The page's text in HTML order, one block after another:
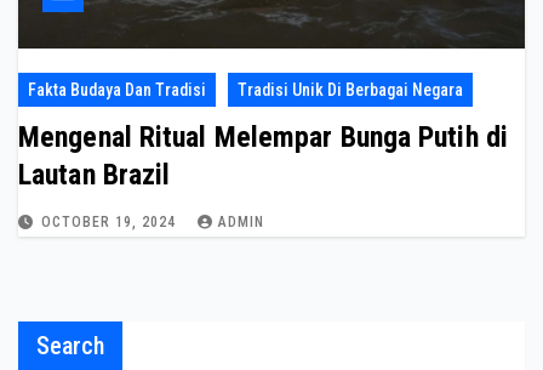
Fakta Budaya Dan Tradisi Tradisi Unik Di Berbagai Negara
Mengenal Ritual Melempar Bunga Putih di
Lautan Brazil
OCTOBER 19, 2024 ADMIN
Search